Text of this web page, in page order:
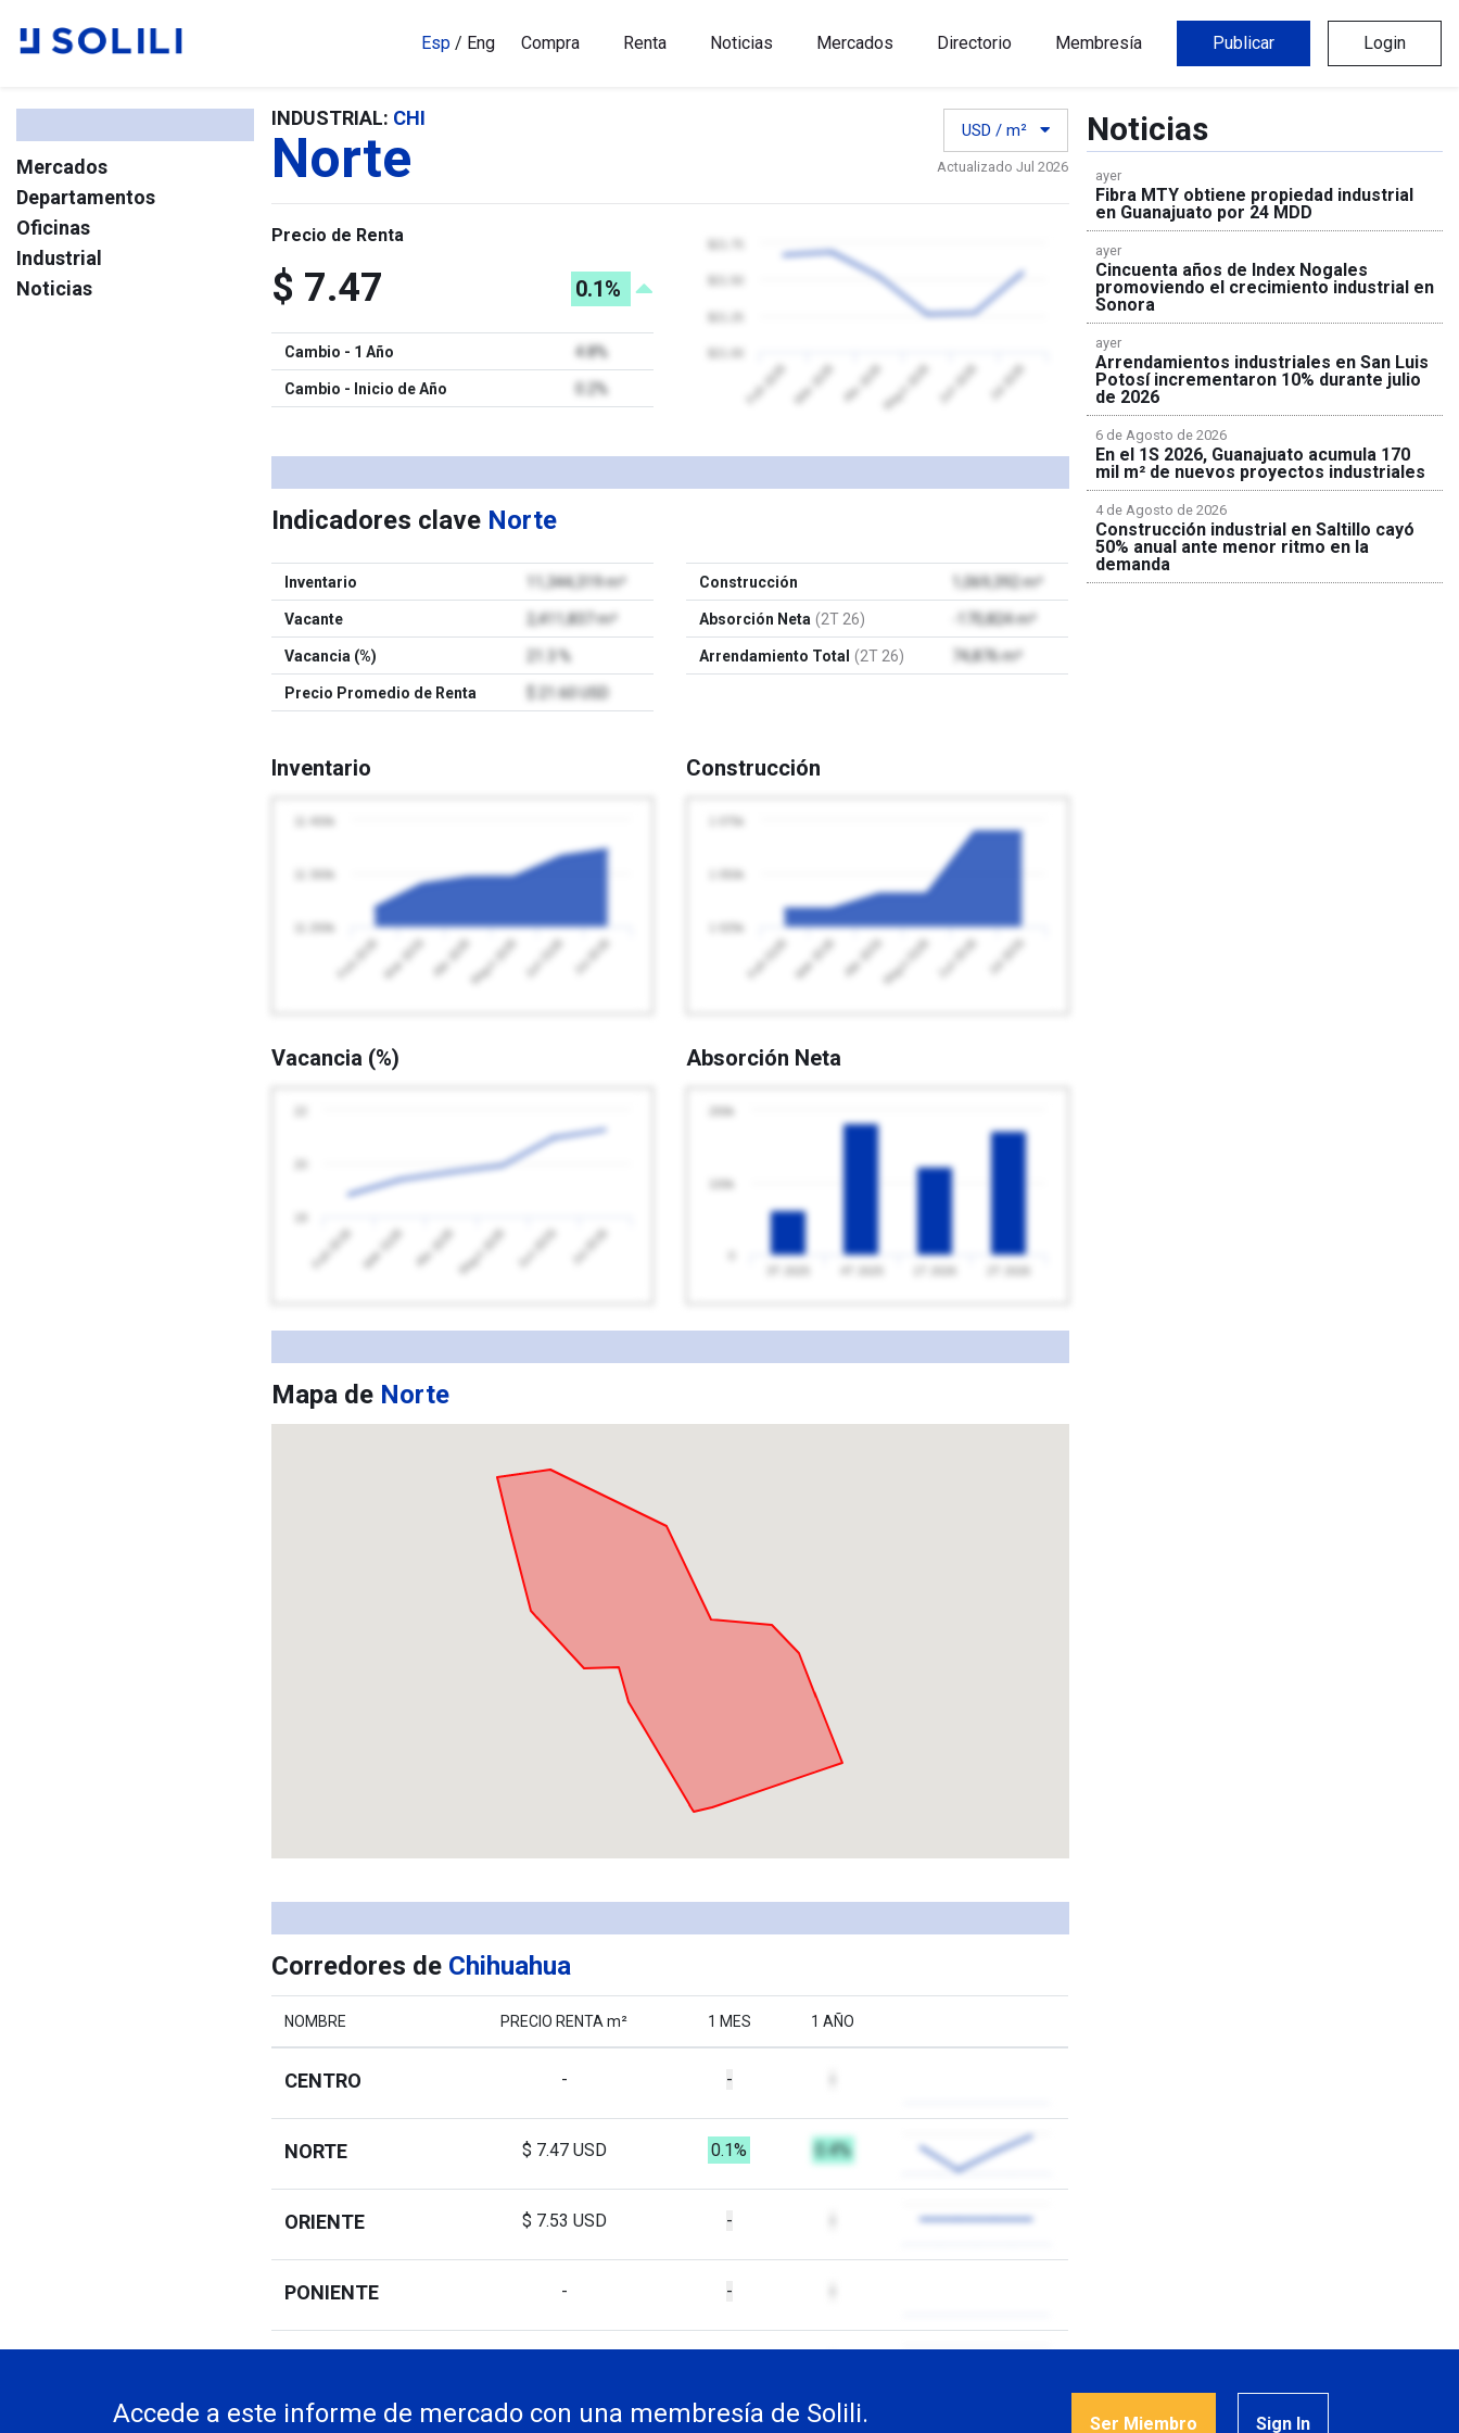
Esp / Eng Compra Renta Noticias Mercados Directorio Membresía Publicar Login
Mercados
Departamentos
Oficinas
Industrial
Noticias
INDUSTRIAL: CHI
Norte USD / m²
Actualizado Jul 2026
Precio de Renta
$ 7.47 0.1%
Cambio - 1 Año 4.8%
Cambio - Inicio de Año 0.2% Feb 2026 Mar 2026 Abr 2026Mayo 2026 Jun 2026 Jul 2026
Indicadores clave Norte
Inventario 11,344,319 m²
Vacante 2,411,837 m²
Vacancia (%) 21.3 %
Precio Promedio de Renta $ 21.60 USD
Construcción 1,069,392 m²
Absorción Neta (2T 26) -170,824 m²
Arrendamiento Total (2T 26) 74,876 m²
Inventario
Feb 2026 Mar 2026 Abr 2026Mayo 2026 Jun 2026 Jul 2026
Construcción
Feb 2026 Mar 2026 Abr 2026Mayo 2026 Jun 2026 Jul 2026
Vacancia (%)
Feb 2026 Mar 2026 Abr 2026 Mayo 2026 Jun 2026 Jul 2026
Absorción Neta
Mapa de Norte
Corredores de Chihuahua
NOMBRE PRECIO RENTA m² 1 MES 1 AÑO
CENTRO - -
NORTE $ 7.47 USD 0.1% 0.4%
ORIENTE $ 7.53 USD -
PONIENTE - -
Noticias
ayer
Fibra MTY obtiene propiedad industrial
en Guanajuato por 24 MDD
ayer
Cincuenta años de Index Nogales
promoviendo el crecimiento industrial en
Sonora
ayer
Arrendamientos industriales en San Luis
Potosí incrementaron 10% durante julio
de 2026
6 de Agosto de 2026
En el 1S 2026, Guanajuato acumula 170
mil m² de nuevos proyectos industriales
4 de Agosto de 2026
Construcción industrial en Saltillo cayó
50% anual ante menor ritmo en la
demanda
Accede a este informe de mercado con una membresía de Solili. Ser Miembro Sign In